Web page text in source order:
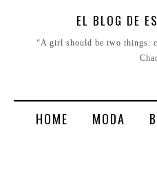
EL BLOG DE
“A girl should be two things:
HOME MODA